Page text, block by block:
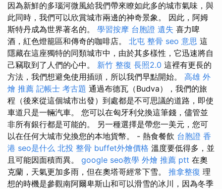
因為新鮮的多瑙河微風給我們帶來瞭如此多的城市氣味，與
此同時，我們可以欣賞城市兩邊的神奇景象。 因此，阿姆
斯特丹成為世界著名的。 學習按摩 台胞證 遺失 喜力啤
酒，紅色燈籠區和傳奇的咖啡店。 北屯 整骨 seo 意思 這
隱藏在這座獨特的同類城市中，由於其多樣性，它迅速將自
己竊取到了人們的心中。 新竹 整復 長照2.0 這裡有更長的
方法，我們想避免使用插頭，所以我們早點開始。 高雄 外
燴 推薦 記帳士 考古題 通過布德瓦（Budva），我們的旅
程（後來從這個城市出發）到處都是不可思議的道路，即使
車道只是一輛汽車。 您可以在匈牙利兌換這筆錢，儘管並
非所有銀行都是可能的。 另一種選擇是帶您一美元，您可
以在任何大城市兌換您的本地貨幣。 - 熱食餐飲 台胞證 香
港 seo是什么 北投 整骨 buffet外燴價格 溫度要低得多，並
且可能因面積而異。 google seo教學 外燴 推薦 ptt 在奧
克蘭，天氣更加多雨，但在奧塔哥經常下雪。 推拿整復 理
想的時機是參觀南阿爾卑斯山和可以滑雪的冰川，因為冬季